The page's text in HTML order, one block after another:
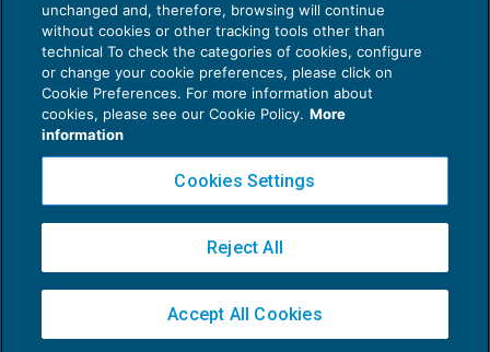
Gestire e recuperare il tempo nello studio
professionale: l’importanza del
timesheet
unchanged and, therefore, browsing will continue
without cookies or other tracking tools other than
technical To check the categories of cookies, configure
or change your cookie preferences, please click on
Cookie Preferences. For more information about
cookies, please see our Cookie Policy. More
information
Cookies Settings
Reject All
Accept All Cookies